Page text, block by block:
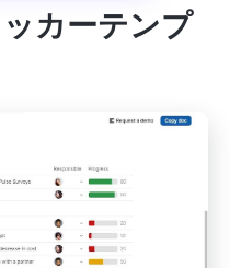
カーテンプ